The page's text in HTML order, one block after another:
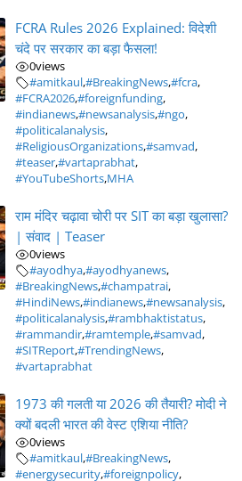
FCRA Rules 2026 Explained: विदेशी
चंदे पर सरकार का बड़ा फैसला!
0views
#amitkaul,#BreakingNews,#fcra,
#FCRA2026,#foreignfunding,
#indianews,#newsanalysis,#ngo,
#politicalanalysis,
#ReligiousOrganizations,#samvad,
#teaser,#vartaprabhat,
#YouTubeShorts,MHA
राम मंदिर चढ़ावा चोरी पर SIT का बड़ा खुलासा?
| संवाद | Teaser
0views
#ayodhya,#ayodhyanews,
#BreakingNews,#champatrai,
#HindiNews,#indianews,#newsanalysis,
#politicalanalysis,#rambhaktistatus,
#rammandir,#ramtemple,#samvad,
#SITReport,#TrendingNews,
#vartaprabhat
1973 की गलती या 2026 की तैयारी? मोदी ने
क्यों बदली भारत की वेस्ट एशिया नीति?
0views
#amitkaul,#BreakingNews,
#energysecurity,#foreignpolicy,